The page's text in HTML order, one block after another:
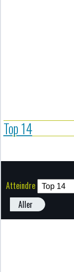
Top 14
Atteindre
Aller